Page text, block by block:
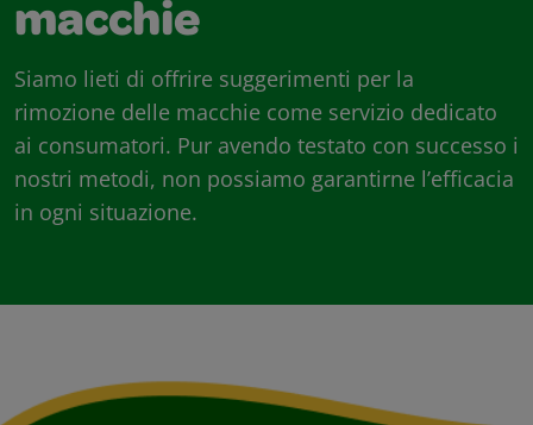
macchie
Siamo lieti di offrire suggerimenti per la
rimozione delle macchie come servizio dedicato
ai consumatori. Pur avendo testato con successo i
nostri metodi, non possiamo garantirne l’efficacia
in ogni situazione.